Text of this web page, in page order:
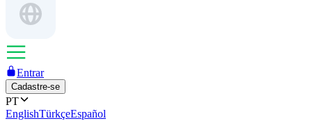
Entrar
Cadastre-se
PT
EnglishTürkçeEspañol